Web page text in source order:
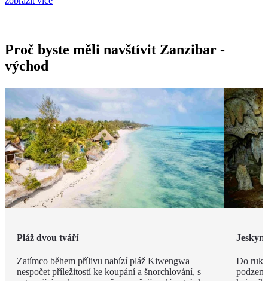
Proč byste měli navštívit Zanzibar -
východ
Pláž dvou tváří
Zatímco během přílivu nabízí pláž Kiwengwa
nespočet příležitostí ke koupání a šnorchlování, s
Do